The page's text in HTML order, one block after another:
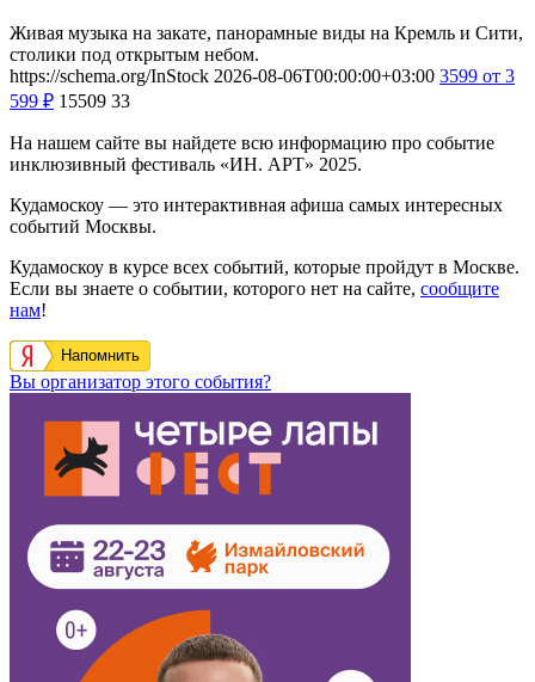
Живая музыка на закате, панорамные виды на Кремль и Сити,
столики под открытым небом.
https://schema.org/InStock 2026-08-06T00:00:00+03:00 3599 от 3
599 ₽ 15509 33
На нашем сайте вы найдете всю информацию про событие
инклюзивный фестиваль «ИН. АРТ» 2025.
Кудамоскоу — это интерактивная афиша самых интересных
событий Москвы.
Кудамоскоу в курсе всех событий, которые пройдут в Москве.
Если вы знаете о событии, которого нет на сайте, сообщите
нам!
Напомнить
Вы организатор этого события?